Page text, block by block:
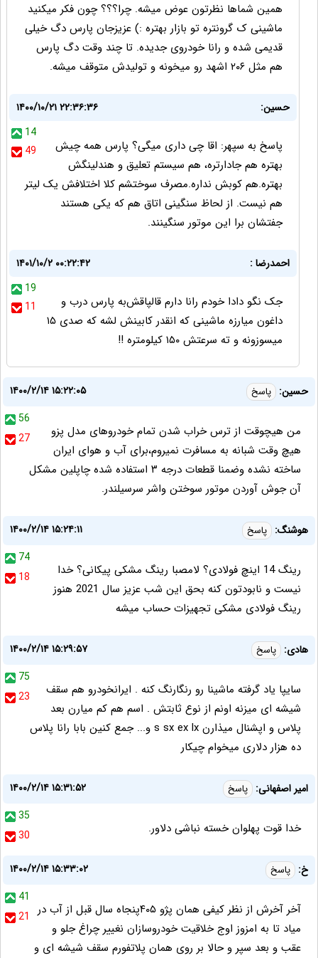
همین شماها نظرتون عوض میشه. چرا؟؟؟ چون فکر میکنید
ماشینی ک گرونتره تو بازار بهتره :) عزیزجان پارس دگ خیلی
قدیمی شده و رانا خودروی جدیده. تا چند وقت دگ پارس
هم مثل ۲۰۶ اشهد رو میخونه و تولیدش متوقف میشه.
حسین:
۱۴۰۰/۱۰/۲۱ ۲۲:۳۶:۳۶
14
49
پاسخ به سپهر: اقا چی داری میگی؟ پارس همه چیش
بهتره هم جادارتره، هم سیستم تعلیق و هندلینگش
بهتره.هم کوبش نداره.مصرف سوختشم کلا اختلافش یک لیتر
هم نیست. از لحاظ سنگینی اتاق هم که یکی هستند
جفتشان برا این موتور سنگینند.
احمدرضا :
۱۴۰۱/۱۰/۲ ۰۰:۲۲:۴۲
19
11
جک نگو دادا خودم رانا دارم قالپاقش‌‌به پارس درب و
داغون میارزه ماشینی که انقدر کابینش لشه که صدی ۱۵
میسوزونه و ته سرعتش ۱۵۰ کیلومتره !!
حسین: پاسخ
۱۴۰۰/۲/۱۴ ۱۵:۲۲:۰۵
56
27
من هیچوقت از ترس خراب شدن تمام خودروهای مدل پزو
هیچ وقت شبانه به مسافرت نمیروم،برای آب و هوای ایران
ساخته نشده وضمنا قطعات درجه ۳ استفاده شده چاپلین مشکل
آن جوش آوردن موتور سوختن واشر سرسیلندر.
هوشنگ: پاسخ
۱۴۰۰/۲/۱۴ ۱۵:۲۴:۱۱
74
18
رینگ 14 اینچ فولادی؟ لامصبا رینگ مشکی پیکانی؟ خدا
نیست و نابودتون کنه بحق این شب عزیز سال 2021 هنوز
رینگ فولادی مشکی تجهیزات حساب میشه
هادی: پاسخ
۱۴۰۰/۲/۱۴ ۱۵:۲۹:۵۷
75
23
سایپا یاد گرفته ماشینا رو رنگارنگ کنه . ایرانخودرو هم سقف
شیشه ای میزنه اونم از نوع ثابتش . اسم هم کم میارن بعد
پلاس و اپشنال میذارن s sx ex lx و... جمع کنین بابا رانا پلاس
ده هزار دلاری میخوام چیکار
امیر اصفهانی: پاسخ
۱۴۰۰/۲/۱۴ ۱۵:۳۱:۵۲
35
30
خدا قوت پهلوان خسته نباشی دلاور.
خ: پاسخ
۱۴۰۰/۲/۱۴ ۱۵:۳۳:۰۲
41
21
آخر آخرش از نظر کیفی همان پژو ۴۰۵پنجاه سال قبل از آب در
میاد تا به امزوز اوج خلاقیت خودروسازان نغییر چراغ جلو و
عقب و بعد سپر و حالا بر روی همان پلاتفورم سقف شیشه ای و